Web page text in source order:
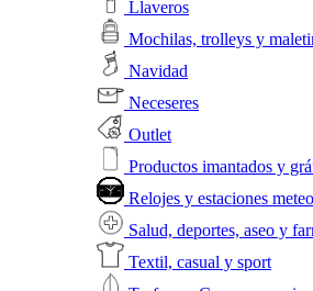
Llaveros
Mochilas, trolleys y
Navidad
Neceseres
Outlet
Productos imantados y
Relojes y estaciones
Salud, deportes, aseo y
Textil, casual y sport